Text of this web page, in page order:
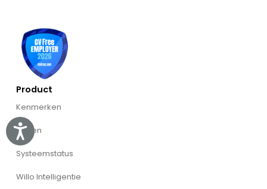
Accessibility
Product
Kenmerken
Prijzen
Systeemstatus
Willo Intelligentie